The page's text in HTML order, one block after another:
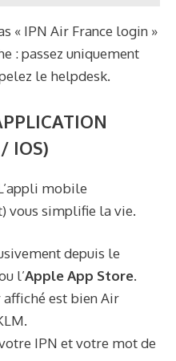
« IPN Air France login »
: passez uniquement
le helpdesk.
IOS)
mobile
vous simplifie la vie.
depuis le
l’Apple App Store.
affiché est bien Air
IPN et votre mot de